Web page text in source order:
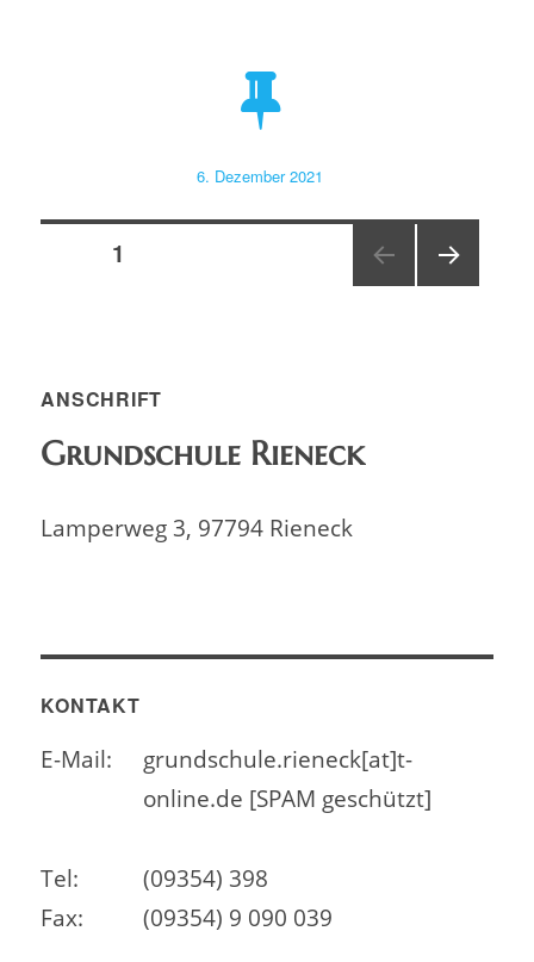
Veröffentlicht
6. Dezember 2021
Seitennummerierung
SEITE1
ANSCHRIFT
Grundschule Rieneck
Lamperweg 3, 97794 Rieneck
KONTAKT
E-Mail:
grundschule.rieneck[at]t-
online.de [SPAM geschützt]
Tel:
(09354) 398
Fax:
(09354) 9 090 039